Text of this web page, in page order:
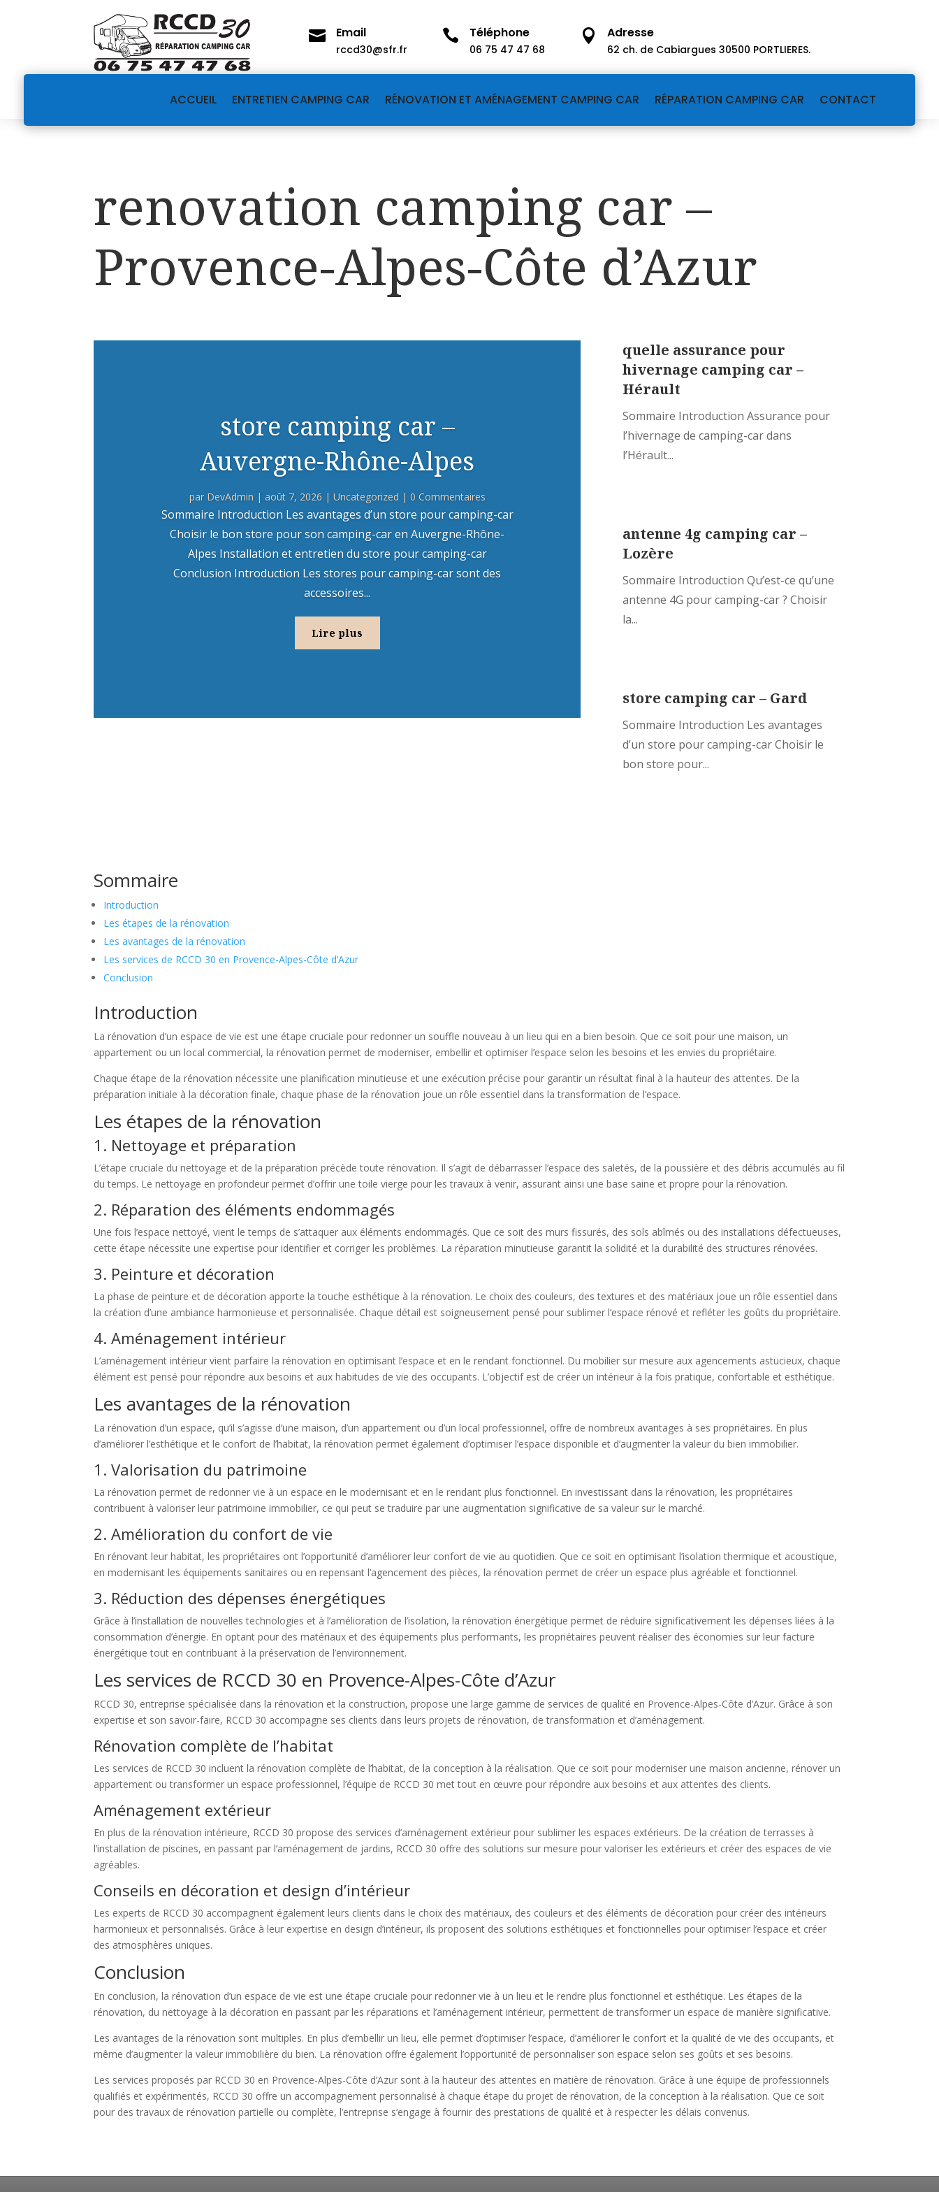
 Email
rccd30@sfr.fr
 Téléphone
06 75 47 47 68
 Adresse
62 ch. de Cabiargues 30500 PORTLIERES.
ACCUEIL ENTRETIEN CAMPING CAR RÉNOVATION ET AMÉNAGEMENT CAMPING CAR RÉPARATION CAMPING CAR CONTACT
renovation camping car –
Provence-Alpes-Côte d’Azur
store camping car –
Auvergne-Rhône-Alpes
par DevAdmin | août 7, 2026 | Uncategorized | 0 Commentaires
Sommaire Introduction Les avantages d’un store pour camping-car
Choisir le bon store pour son camping-car en Auvergne-Rhône-
Alpes Installation et entretien du store pour camping-car
Conclusion Introduction Les stores pour camping-car sont des
accessoires...
Lire plus
quelle assurance pour
hivernage camping car –
Hérault
Sommaire Introduction Assurance pour
l’hivernage de camping-car dans
l’Hérault...
antenne 4g camping car –
Lozère
Sommaire Introduction Qu’est-ce qu’une
antenne 4G pour camping-car ? Choisir
la...
store camping car – Gard
Sommaire Introduction Les avantages
d’un store pour camping-car Choisir le
bon store pour...
Sommaire
Introduction
Les étapes de la rénovation
Les avantages de la rénovation
Les services de RCCD 30 en Provence-Alpes-Côte d’Azur
Conclusion
Introduction
La rénovation d’un espace de vie est une étape cruciale pour redonner un souffle nouveau à un lieu qui en a bien besoin. Que ce soit pour une maison, un
appartement ou un local commercial, la rénovation permet de moderniser, embellir et optimiser l’espace selon les besoins et les envies du propriétaire.
Chaque étape de la rénovation nécessite une planification minutieuse et une exécution précise pour garantir un résultat final à la hauteur des attentes. De la
préparation initiale à la décoration finale, chaque phase de la rénovation joue un rôle essentiel dans la transformation de l’espace.
Les étapes de la rénovation
1. Nettoyage et préparation
L’étape cruciale du nettoyage et de la préparation précède toute rénovation. Il s’agit de débarrasser l’espace des saletés, de la poussière et des débris accumulés au fil
du temps. Le nettoyage en profondeur permet d’offrir une toile vierge pour les travaux à venir, assurant ainsi une base saine et propre pour la rénovation.
2. Réparation des éléments endommagés
Une fois l’espace nettoyé, vient le temps de s’attaquer aux éléments endommagés. Que ce soit des murs fissurés, des sols abîmés ou des installations défectueuses,
cette étape nécessite une expertise pour identifier et corriger les problèmes. La réparation minutieuse garantit la solidité et la durabilité des structures rénovées.
3. Peinture et décoration
La phase de peinture et de décoration apporte la touche esthétique à la rénovation. Le choix des couleurs, des textures et des matériaux joue un rôle essentiel dans
la création d’une ambiance harmonieuse et personnalisée. Chaque détail est soigneusement pensé pour sublimer l’espace rénové et refléter les goûts du propriétaire.
4. Aménagement intérieur
L’aménagement intérieur vient parfaire la rénovation en optimisant l’espace et en le rendant fonctionnel. Du mobilier sur mesure aux agencements astucieux, chaque
élément est pensé pour répondre aux besoins et aux habitudes de vie des occupants. L’objectif est de créer un intérieur à la fois pratique, confortable et esthétique.
Les avantages de la rénovation
La rénovation d’un espace, qu’il s’agisse d’une maison, d’un appartement ou d’un local professionnel, offre de nombreux avantages à ses propriétaires. En plus
d’améliorer l’esthétique et le confort de l’habitat, la rénovation permet également d’optimiser l’espace disponible et d’augmenter la valeur du bien immobilier.
1. Valorisation du patrimoine
La rénovation permet de redonner vie à un espace en le modernisant et en le rendant plus fonctionnel. En investissant dans la rénovation, les propriétaires
contribuent à valoriser leur patrimoine immobilier, ce qui peut se traduire par une augmentation significative de sa valeur sur le marché.
2. Amélioration du confort de vie
En rénovant leur habitat, les propriétaires ont l’opportunité d’améliorer leur confort de vie au quotidien. Que ce soit en optimisant l’isolation thermique et acoustique,
en modernisant les équipements sanitaires ou en repensant l’agencement des pièces, la rénovation permet de créer un espace plus agréable et fonctionnel.
3. Réduction des dépenses énergétiques
Grâce à l’installation de nouvelles technologies et à l’amélioration de l’isolation, la rénovation énergétique permet de réduire significativement les dépenses liées à la
consommation d’énergie. En optant pour des matériaux et des équipements plus performants, les propriétaires peuvent réaliser des économies sur leur facture
énergétique tout en contribuant à la préservation de l’environnement.
Les services de RCCD 30 en Provence-Alpes-Côte d’Azur
RCCD 30, entreprise spécialisée dans la rénovation et la construction, propose une large gamme de services de qualité en Provence-Alpes-Côte d’Azur. Grâce à son
expertise et son savoir-faire, RCCD 30 accompagne ses clients dans leurs projets de rénovation, de transformation et d’aménagement.
Rénovation complète de l’habitat
Les services de RCCD 30 incluent la rénovation complète de l’habitat, de la conception à la réalisation. Que ce soit pour moderniser une maison ancienne, rénover un
appartement ou transformer un espace professionnel, l’équipe de RCCD 30 met tout en œuvre pour répondre aux besoins et aux attentes des clients.
Aménagement extérieur
En plus de la rénovation intérieure, RCCD 30 propose des services d’aménagement extérieur pour sublimer les espaces extérieurs. De la création de terrasses à
l’installation de piscines, en passant par l’aménagement de jardins, RCCD 30 offre des solutions sur mesure pour valoriser les extérieurs et créer des espaces de vie
agréables.
Conseils en décoration et design d’intérieur
Les experts de RCCD 30 accompagnent également leurs clients dans le choix des matériaux, des couleurs et des éléments de décoration pour créer des intérieurs
harmonieux et personnalisés. Grâce à leur expertise en design d’intérieur, ils proposent des solutions esthétiques et fonctionnelles pour optimiser l’espace et créer
des atmosphères uniques.
Conclusion
En conclusion, la rénovation d’un espace de vie est une étape cruciale pour redonner vie à un lieu et le rendre plus fonctionnel et esthétique. Les étapes de la
rénovation, du nettoyage à la décoration en passant par les réparations et l’aménagement intérieur, permettent de transformer un espace de manière significative.
Les avantages de la rénovation sont multiples. En plus d’embellir un lieu, elle permet d’optimiser l’espace, d’améliorer le confort et la qualité de vie des occupants, et
même d’augmenter la valeur immobilière du bien. La rénovation offre également l’opportunité de personnaliser son espace selon ses goûts et ses besoins.
Les services proposés par RCCD 30 en Provence-Alpes-Côte d’Azur sont à la hauteur des attentes en matière de rénovation. Grâce à une équipe de professionnels
qualifiés et expérimentés, RCCD 30 offre un accompagnement personnalisé à chaque étape du projet de rénovation, de la conception à la réalisation. Que ce soit
pour des travaux de rénovation partielle ou complète, l’entreprise s’engage à fournir des prestations de qualité et à respecter les délais convenus.